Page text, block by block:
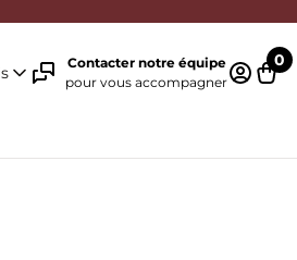
Contacter notre équipe
pour vous accompagner
0